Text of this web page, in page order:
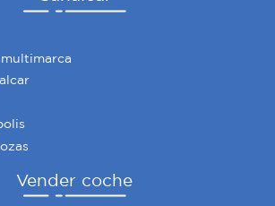
Vender coche